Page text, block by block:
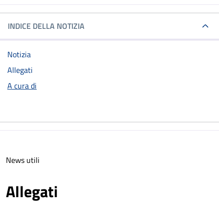
INDICE DELLA NOTIZIA
Notizia
Allegati
A cura di
News utili
Allegati